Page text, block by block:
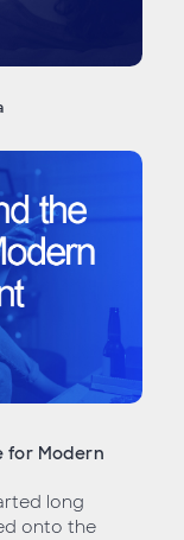
for Modern
long
onto the